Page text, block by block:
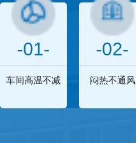
-01-
车间高温不减
-02-
闷热不通风